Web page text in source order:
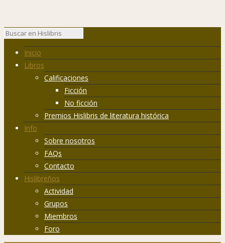
Inicio
Libros
Calificaciones
Ficción
No ficción
Premios Hislibris de literatura histórica
Info
Sobre nosotros
FAQs
Contacto
Hislibreños
Actividad
Grupos
Miembros
Foro